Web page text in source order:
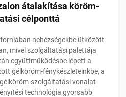
átalakítása köröm-
célponttá
nehézségekbe ütközött
mivel szolgáltatási palettája
együttműködésbe lépett a
gélköröm-fénykészleteinkbe, a
szolgáltatási vonalat
technológia gyorsabb